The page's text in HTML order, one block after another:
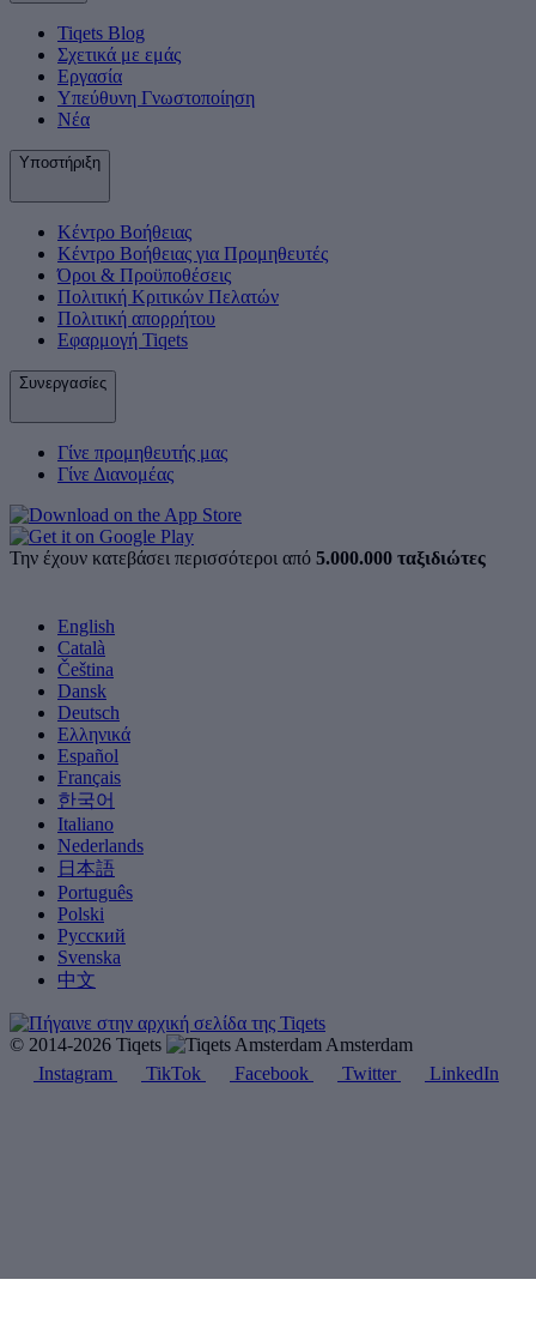
Tiqets Βlog
Σχετικά με εμάς
Εργασία
Υπεύθυνη Γνωστοποίηση
Νέα
Υποστήριξη
Κέντρο Βοήθειας
Κέντρο Βοήθειας για Προμηθευτές
Όροι & Προϋποθέσεις
Πολιτική Κριτικών Πελατών
Πολιτική απορρήτου
Εφαρμογή Tiqets
Συνεργασίες
Γίνε προμηθευτής μας
Γίνε Διανομέας
Την έχουν κατεβάσει περισσότεροι από 5.000.000 ταξιδιώτες
English
Català
Čeština
Dansk
Deutsch
Ελληνικά
Español
Français
한국어
Italiano
Nederlands
日本語
Português
Polski
Русский
Svenska
中文
© 2014-2026 Tiqets
Amsterdam
Instagram
TikTok Facebook Twitter LinkedIn